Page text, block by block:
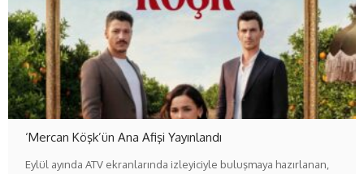
‘Mercan Köşk’ün Ana Afişi Yayınlandı
Eylül ayında ATV ekranlarında izleyiciyle buluşmaya hazırlanan,